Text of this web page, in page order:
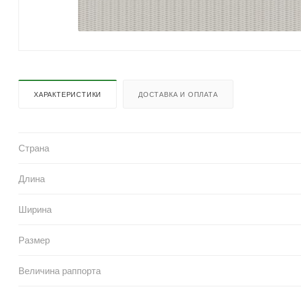
ХАРАКТЕРИСТИКИ ДОСТАВКА И ОПЛАТА
Страна
Длина
Ширина
Размер
Величина раппорта